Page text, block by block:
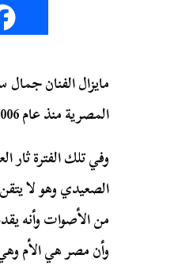
مايزال الفنان
المصرية منذ عام 2006 في مسلسل حدائق الشيطان.
وفي تلك الفترة ثار
الصعيدي وهو لا
من الأصوات وأنه
وأن مصر هي الأم